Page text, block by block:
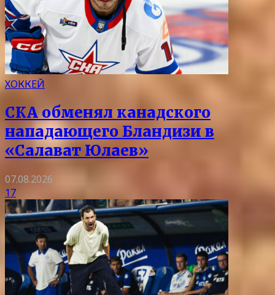
ХОККЕЙ
СКА обменял канадского
нападающего Бландизи в
«Салават Юлаев»
07.08.2026
17